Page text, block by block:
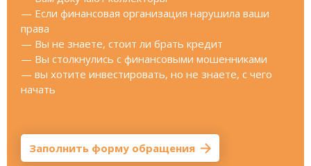
— Если финансовая организация нарушила ваши
права
— Вы не знаете, стоит ли брать кредит
— Вы столкнулись с финансовыми мошенниками
— вы хотите инвестировать, но не знаете, с чего
начать
Заполнить форму обращения